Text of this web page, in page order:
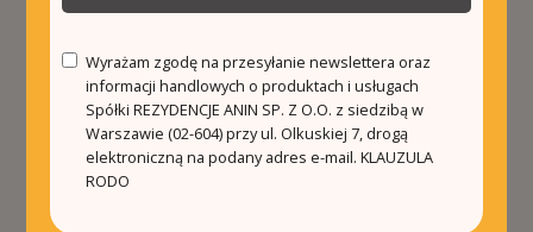
malowniczych prowincji w Hiszpanii. Znana ze
swojej historii, kultury […]
Czytaj dalej
Wyrażam zgodę na przesyłanie newslettera oraz
informacji handlowych o produktach i usługach
Spółki REZYDENCJE ANIN SP. Z O.O. z siedzibą w
Warszawie (02-604) przy ul. Olkuskiej 7, drogą
elektroniczną na podany adres e-mail.KLAUZULA
RODO